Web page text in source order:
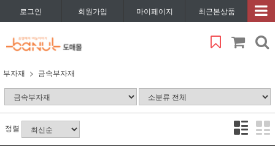
로그인 회원가입 마이페이지 최근본상품
부자재 금속부자재
정렬